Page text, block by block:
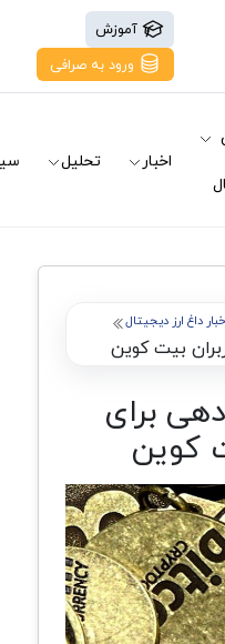
آموزش
ورود به صرافی
اخبار تحلیل
داغ ارز دیجیتال
بیت کوین
برای
کوین